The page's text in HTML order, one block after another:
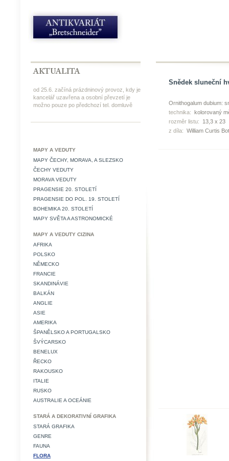
od 25.6. začíná prázdninový provoz, kdy je
kancelář uzavřena a osobní převzetí je
možno pouze po předchozí tel. domluvě
MAPY A VEDUTY
MAPY ČECHY, MORAVA, A SLEZSKO
ČECHY VEDUTY
MORAVA VEDUTY
PRAGENSIE 20. STOLETÍ
PRAGENSIE DO POL. 19. STOLETÍ
BOHEMIKA 20. STOLETÍ
MAPY SVĚTA A ASTRONOMICKÉ
MAPY A VEDUTY CIZINA
AFRIKA
POLSKO
NĚMECKO
FRANCIE
SKANDINÁVIE
BALKÁN
ANGLIE
ASIE
AMERIKA
ŠPANĚLSKO A PORTUGALSKO
ŠVÝCARSKO
BENELUX
ŘECKO
RAKOUSKO
ITALIE
RUSKO
AUSTRALIE A OCEÁNIE
STARÁ A DEKORATIVNÍ GRAFIKA
STARÁ GRAFIKA
GENRE
FAUNA
FLORA
Snědek sluneční
Ornithogalum dubium:
technika: kolorovaný
rozměr listu:
13,3 x 23
z díla: William Curtis